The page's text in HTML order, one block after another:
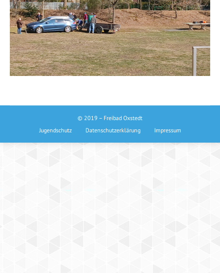
© 2019 – Freibad Oxstedt
Jugendschutz
Datenschutzerklärung Impressum